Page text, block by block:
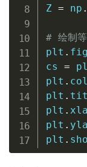
Z = np .
# 绘制
plt .
cs =
plt .
plt .
plt .
plt .
plt .